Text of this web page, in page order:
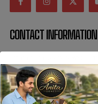
CONTACT INFORMATION